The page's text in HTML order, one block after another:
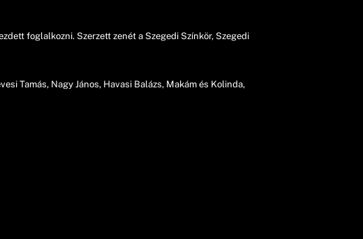
foglalkozni. Szerzett zenét a Szegedi Színkör, Szegedi
Tamás, Nagy János, Havasi Balázs, Makám és Kolinda,